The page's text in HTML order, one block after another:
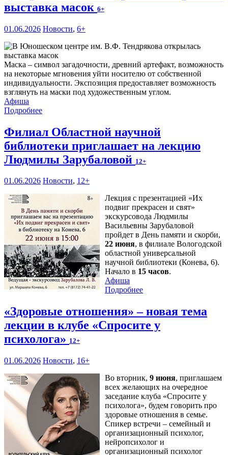
выставка масок 6+
01.06.2026 Новости, 6+
Маска – символ загадочности, древний артефакт, возможность
на некоторые мгновения уйти носителю от собственной
индивидуальности. Экспозиция предоставляет возможность
взглянуть на маски под художественным углом.
Афиша
Подробнее
Филиал Областной научной
библиотеки приглашает на лекцию
Людмилы Зарубаловой 12+
01.06.2026 Новости, 12+
Лекция с презентацией «Их
подвиг прекрасен и свят»
экскурсовода Людмилы
Васильевны Зарубаловой
пройдет в День памяти и скорби,
22 июня, в филиале Вологодской
областной универсальной
научной библиотеки (Конева, 6).
Начало в 15 часов.
Афиша
Подробнее
«Здоровые отношения» – новая тема
лекции в клубе «Спросите у
психолога» 12+
01.06.2026 Новости, 16+
Во вторник, 9 июня, приглашаем
всех желающих на очередное
заседание клуба «Спросите у
психолога», будем говорить про
здоровые отношения в семье.
Спикер встречи – семейный и
организационный психолог,
нейропсихолог и
организационный психолог